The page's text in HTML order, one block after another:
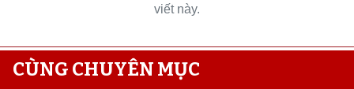
viết này.
CÙNG CHUYÊN MỤC